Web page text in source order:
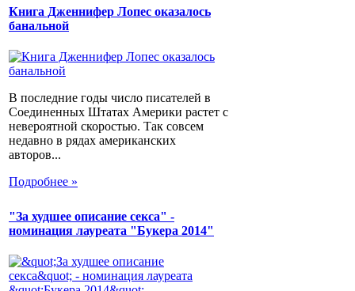
Книга Дженнифер Лопес оказалось
банальной
В последние годы число писателей в
Соединенных Штатах Америки растет с
невероятной скоростью. Так совсем
недавно в рядах американских
авторов...
Подробнее »
"За худшее описание секса" -
номинация лауреата "Букера 2014"